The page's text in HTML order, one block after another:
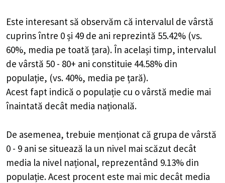
Este interesant să observăm că intervalul de vârstă
cuprins între 0 și 49 de ani reprezintă 55.42% (vs.
60%, media pe toată țara). În același timp, intervalul
de vârstă 50 - 80+ ani constituie 44.58% din
populație, (vs. 40%, media pe țară).
Acest fapt indică o populație cu o vârstă medie mai
înaintată decât media națională.
De asemenea, trebuie menționat că grupa de vârstă
0 - 9 ani se situează la un nivel mai scăzut decât
media la nivel național, reprezentând 9.13% din
populație. Acest procent este mai mic decât media